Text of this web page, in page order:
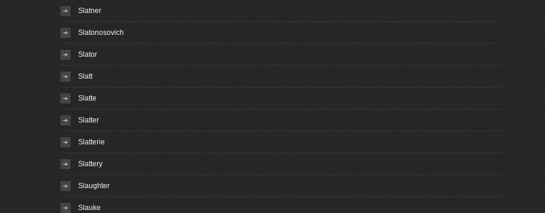
Slatner
Slatonosovich
Slator
Slatt
Slatte
Slatter
Slatterie
Slattery
Slaughter
Slauke